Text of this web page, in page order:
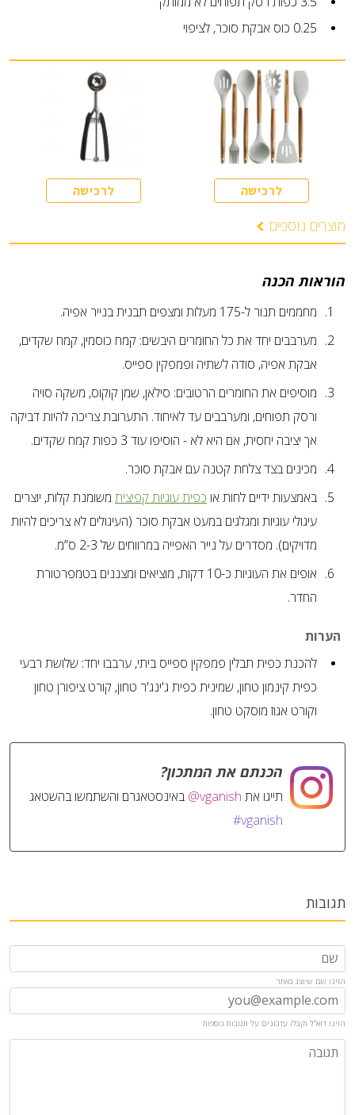
0.25 כוס אבקת סוכר, לציפוי
לרכישה לרכישה
מוצרים נוספים
הוראות הכנה
מחממים תנור ל-175 מעלות ומצפים תבנית בנייר אפיה.
מערבבים יחד את כל החומרים היבשים: קמח כוסמין, קמח שקדים,
אבקת אפיה, סודה לשתיה ופמפקין ספייס.
מוסיפים את החומרים הרטובים: סילאן, שמן קוקוס, משקה סויה
ורסק תפוחים, ומערבבים עד לאיחוד. התערובת צריכה להיות דביקה
אך יציבה יחסית, אם היא לא - הוסיפו עוד 3 כפות קמח שקדים.
מכינים בצד צלחת קטנה עם אבקת סוכר.
באמצעות ידיים לחות או כפית עוגיות קפיצית משומנת קלות, יוצרים
עיגולי עוגיות ומגלגים במעט אבקת סוכר (העיגולים לא צריכים להיות
מדויקים). מסדרים על נייר האפייה במרווחים של 2-3 ס”מ.
אופים את העוגיות כ-10 דקות, מוציאים ומצננים בטמפרטורת
החדר.
הערות
להכנת כפית תבלין פמפקין ספייס ביתי, ערבבו יחד: שלושת רבעי
כפית קינמון טחון, שמינית כפית ג'ינג'ר טחון, קורט ציפורן טחון
וקורט אגוז מוסקט טחון.
הכנתם את המתכון?
תייגו את @vganish באינסטאגרם והשתמשו בהשטאג
#vganish
תגובות
הזינו שם שיוצג באתר
הזינו דוא"ל וקבלו עדכונים על תגובות נוספות